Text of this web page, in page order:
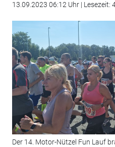
13.09.2023 06:12 Uhr | Lesezeit:
Der 14. Motor-Nützel Fun Lauf